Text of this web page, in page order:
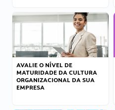
AVALIE O NÍVEL DE
MATURIDADE DA CULTURA
ORGANIZACIONAL DA SUA
EMPRESA